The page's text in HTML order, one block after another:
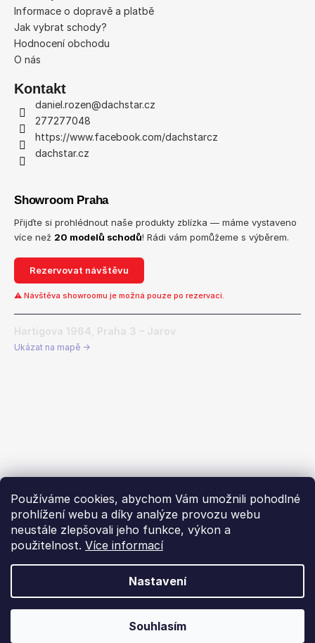
Používáme cookies, abychom Vám umožnili pohodlné
prohlížení webu a díky analýze provozu webu
neustále zlepšovali jeho funkce, výkon a
použitelnost. Více informací
Nastavení
Souhlasím
Informace o dopravě a platbě
Jak vybrat schody?
Hodnocení obchodu
O nás
Kontakt
daniel.rozen@dachstar.cz
277277048
https://www.facebook.com/dachstarcz
dachstar.cz
Showroom Praha
Přijďte si prohlédnout naše produkty zblízka — máme vystaveno
více než 20 modelů schodů! Rádi vám pomůžeme s výběrem.
Rezervovat návštěvu
⚠ Návštěva showroomu je možná pouze po rezervaci.
Hartigova 1964, Praha 3 – Jarov
Ukázat na mapě →
Dachstar.cz. Všechna práva vyhrazena.